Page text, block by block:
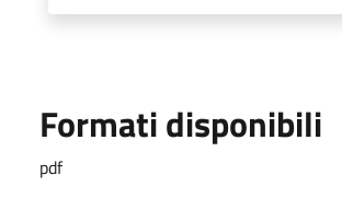
Formati disponibili
pdf